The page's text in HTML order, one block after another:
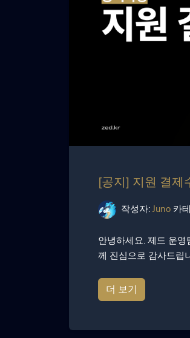
[공지] 지원 결제
작성자: Juno 카
안녕하세요. 제드 운
께 진심으로 감사드립
더 보기